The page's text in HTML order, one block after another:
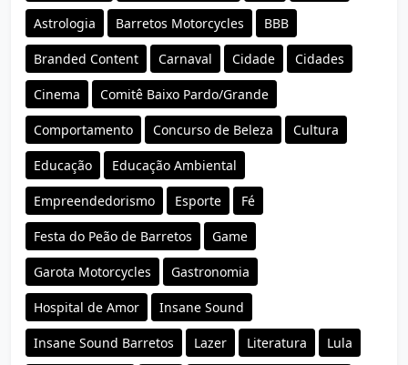
Astrologia Barretos Motorcycles BBB
Branded Content Carnaval Cidade Cidades
Cinema Comitê Baixo Pardo/Grande
Comportamento Concurso de Beleza Cultura
Educação Educação Ambiental
Empreendedorismo Esporte Fé
Festa do Peão de Barretos Game
Garota Motorcycles Gastronomia
Hospital de Amor Insane Sound
Insane Sound Barretos Lazer Literatura Lula